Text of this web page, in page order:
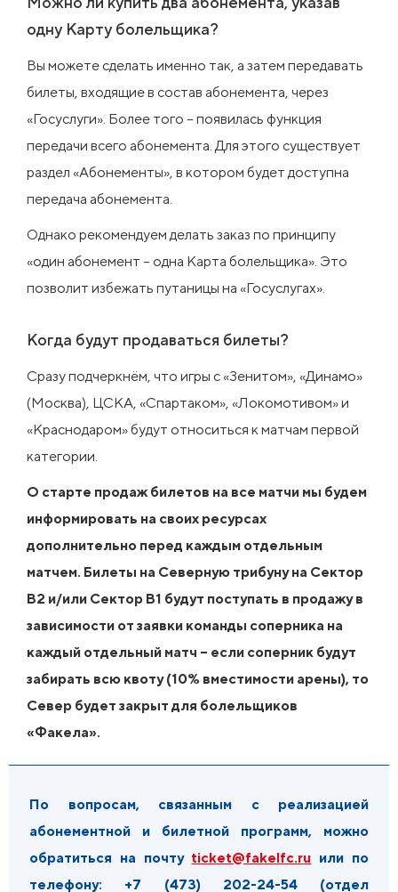
одну Карту болельщика?
Вы можете сделать именно так, а затем передавать
билеты, входящие в состав абонемента, через
«Госуслуги». Более того – появилась функция
передачи всего абонемента. Для этого существует
раздел «Абонементы», в котором будет доступна
передача абонемента.
Однако рекомендуем делать заказ по принципу
«один абонемент – одна Карта болельщика». Это
позволит избежать путаницы на «Госуслугах».
Когда будут продаваться билеты?
Сразу подчеркнём, что игры с «Зенитом», «Динамо»
(Москва), ЦСКА, «Спартаком», «Локомотивом» и
«Краснодаром» будут относиться к матчам первой
категории.
О старте продаж билетов на все матчи мы будем
информировать на своих ресурсах
дополнительно перед каждым отдельным
матчем. Билеты на Северную трибуну на Сектор
B2 и/или Сектор В1 будут поступать в продажу в
зависимости от заявки команды соперника на
каждый отдельный матч – если соперник будут
забирать всю квоту (10% вместимости арены), то
Север будет закрыт для болельщиков
«Факела».
По вопросам, связанным с реализацией
абонементной и билетной программ, можно
обратиться на почту ticket@fakelfc.ru или по
телефону: +7 (473) 202-24-54 (отдел